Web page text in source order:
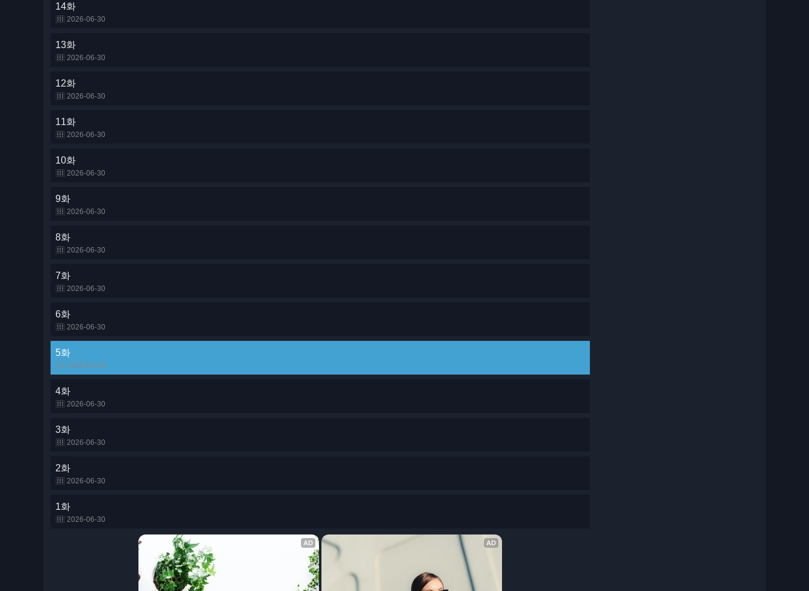
14화
2026-06-30
13화
2026-06-30
12화
2026-06-30
11화
2026-06-30
10화
2026-06-30
9화
2026-06-30
8화
2026-06-30
7화
2026-06-30
6화
2026-06-30
5화
2026-06-30
4화
2026-06-30
3화
2026-06-30
2화
2026-06-30
1화
2026-06-30